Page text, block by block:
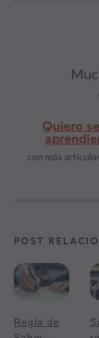
Quiero
con más
POST
Regla de